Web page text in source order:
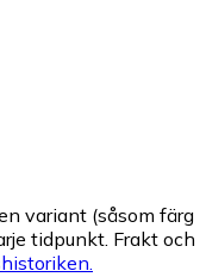
variant (såsom färg
tidpunkt. Frakt och